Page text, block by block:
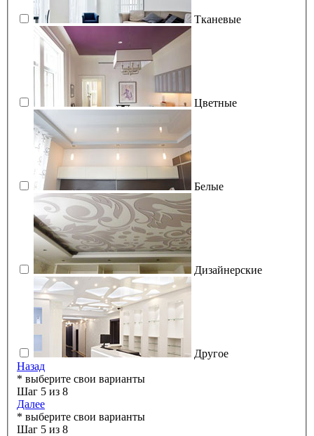
Тканевые
Цветные
Белые
Дизайнерские
Другое
Назад
* выберите свои варианты
Шаг 5 из 8
Далее
* выберите свои варианты
Шаг 5 из 8